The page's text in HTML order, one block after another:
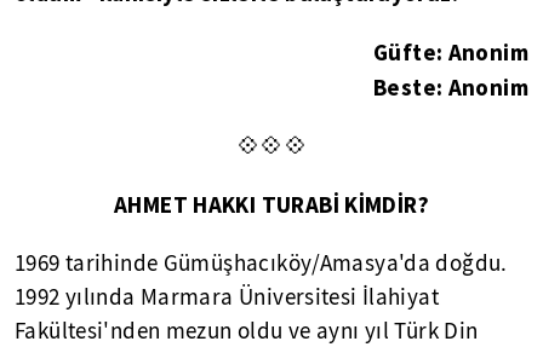
Güfte: Anonim
Beste: Anonim
💠💠💠
AHMET HAKKI TURABİ KİMDİR?
1969 tarihinde Gümüşhacıköy/Amasya'da doğdu.
1992 yılında Marmara Üniversitesi İlahiyat
Fakültesi'nden mezun oldu ve aynı yıl Türk Din